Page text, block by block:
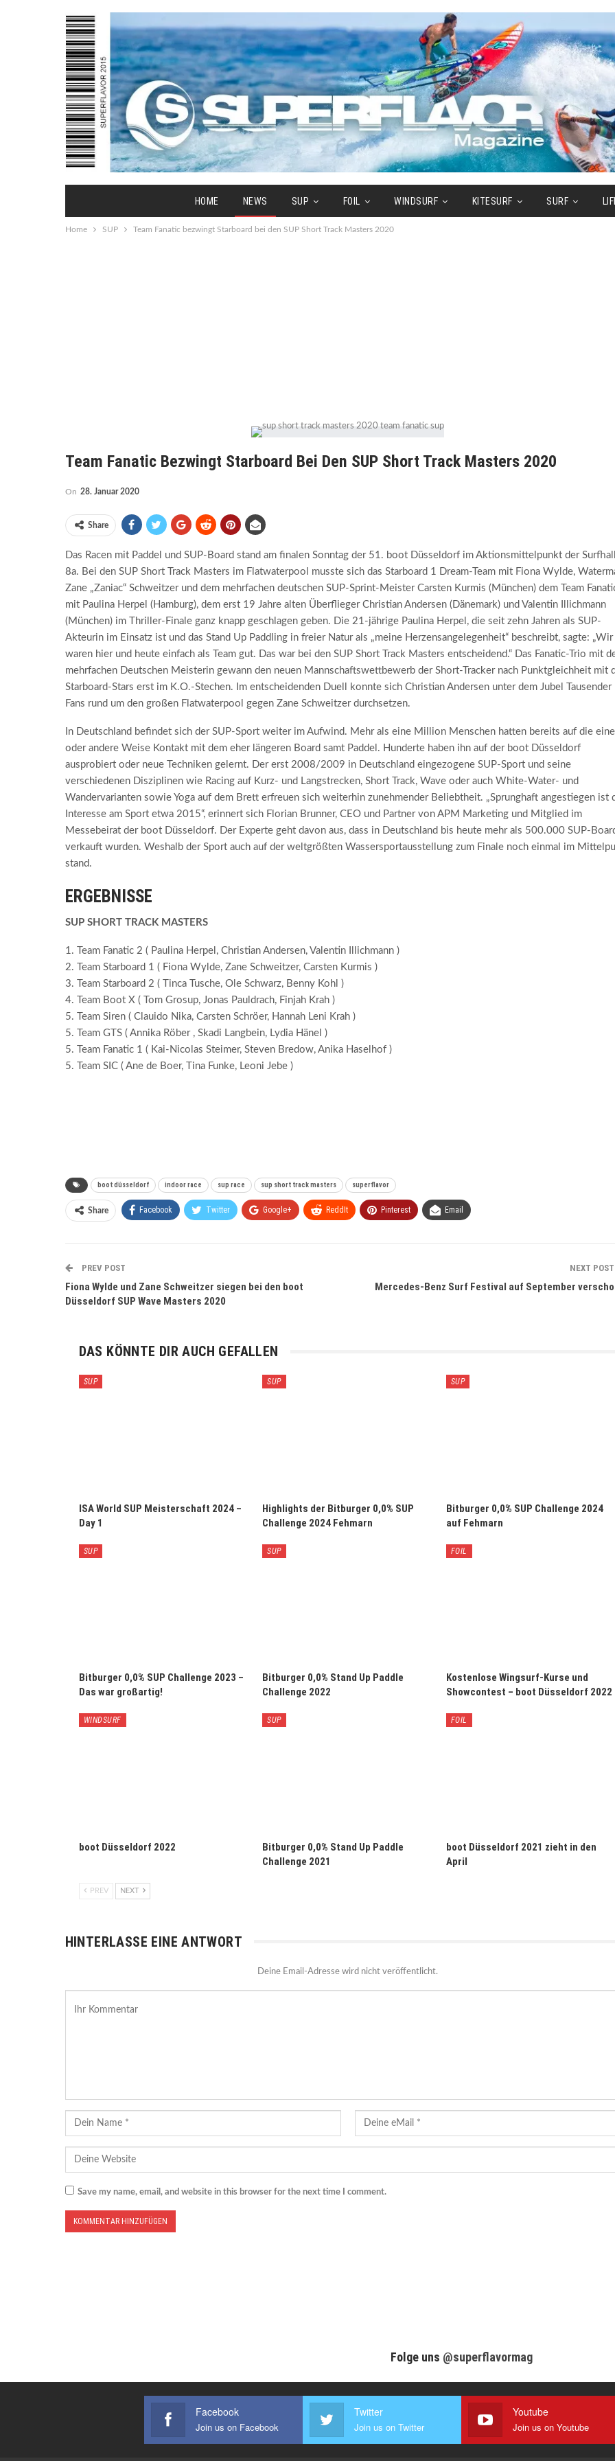
HOME NEWS SUP FOIL WINDSURF KITESURF SURF
Home SUP Team Fanatic bezwingt Starboard bei den SUP Short Track Masters 2020
Team Fanatic Bezwingt Starboard Bei Den SUP Short Track Masters 2020
On 28. Januar 2020
Share
Das Racen mit Paddel und SUP-Board stand am finalen Sonntag der 51. boot Düsseldorf im Aktionsmittelpunkt der
8a. Bei den SUP Short Track Masters im Flatwaterpool musste sich das Starboard 1 Dream-Team mit Fiona Wylde,
Zane „Zaniac“ Schweitzer und dem mehrfachen deutschen SUP-Sprint-Meister Carsten Kurmis (München) dem Team
mit Paulina Herpel (Hamburg), dem erst 19 Jahre alten Überflieger Christian Andersen (Dänemark) und Valentin Illichmann
(München) im Thriller-Finale ganz knapp geschlagen geben. Die 21-jährige Paulina Herpel, die seit zehn Jahren als SUP-
Akteurin im Einsatz ist und das Stand Up Paddling in freier Natur als „meine Herzensangelegenheit“ beschreibt, sagte: „Wir
waren hier und heute einfach als Team gut. Das war bei den SUP Short Track Masters entscheidend.“ Das Fanatic-Trio mit
mehrfachen Deutschen Meisterin gewann den neuen Mannschaftswettbewerb der Short-Tracker nach Punktgleichheit mit
Starboard-Stars erst im K.O.-Stechen. Im entscheidenden Duell konnte sich Christian Andersen unter dem Jubel Tausender
Fans rund um den großen Flatwaterpool gegen Zane Schweitzer durchsetzen.
In Deutschland befindet sich der SUP-Sport weiter im Aufwind. Mehr als eine Million Menschen hatten bereits auf die eine
oder andere Weise Kontakt mit dem eher längeren Board samt Paddel. Hunderte haben ihn auf der boot Düsseldorf
ausprobiert oder neue Techniken gelernt. Der erst 2008/2009 in Deutschland eingezogene SUP-Sport und seine
verschiedenen Disziplinen wie Racing auf Kurz- und Langstrecken, Short Track, Wave oder auch White-Water- und
Wandervarianten sowie Yoga auf dem Brett erfreuen sich weiterhin zunehmender Beliebtheit. „Sprunghaft angestiegen ist
Interesse am Sport etwa 2015“, erinnert sich Florian Brunner, CEO und Partner von APM Marketing und Mitglied im
Messebeirat der boot Düsseldorf. Der Experte geht davon aus, dass in Deutschland bis heute mehr als 500.000 SUP-
verkauft wurden. Weshalb der Sport auch auf der weltgrößten Wassersportausstellung zum Finale noch einmal im
stand.
ERGEBNISSE
SUP SHORT TRACK MASTERS
1. Team Fanatic 2 ( Paulina Herpel, Christian Andersen, Valentin Illichmann )
2. Team Starboard 1 ( Fiona Wylde, Zane Schweitzer, Carsten Kurmis )
3. Team Starboard 2 ( Tinca Tusche, Ole Schwarz, Benny Kohl )
4. Team Boot X ( Tom Grosup, Jonas Pauldrach, Finjah Krah )
5. Team Siren ( Clauido Nika, Carsten Schröer, Hannah Leni Krah )
5. Team GTS ( Annika Röber , Skadi Langbein, Lydia Hänel )
5. Team Fanatic 1 ( Kai-Nicolas Steimer, Steven Bredow, Anika Haselhof )
5. Team SIC ( Ane de Boer, Tina Funke, Leoni Jebe )
boot düsseldorf indoor race sup race sup short track masters superflavor
Share Facebook Twitter Google+ ReddIt Pinterest Email
PREV POST
Fiona Wylde und Zane Schweitzer siegen bei den boot
Düsseldorf SUP Wave Masters 2020
NEXT POST
Mercedes-Benz Surf Festival auf September
DAS KÖNNTE DIR AUCH GEFALLEN
SUP
ISA World SUP Meisterschaft 2024 –
Day 1
SUP
Highlights der Bitburger 0,0% SUP
Challenge 2024 Fehmarn
SUP
Bitburger 0,0% SUP Challenge 2024
auf Fehmarn
SUP
Bitburger 0,0% SUP Challenge 2023 –
Das war großartig!
SUP
Bitburger 0,0% Stand Up Paddle
Challenge 2022
FOIL
Kostenlose Wingsurf-Kurse und
Showcontest – boot Düsseldorf 2022
WINDSURF
boot Düsseldorf 2022
SUP
Bitburger 0,0% Stand Up Paddle
Challenge 2021
FOIL
boot Düsseldorf 2021 zieht in den
April
PREV NEXT
HINTERLASSE EINE ANTWORT
Deine Email-Adresse wird nicht veröffentlicht.
Save my name, email, and website in this browser for the next time I comment.
Folge uns @superflavormag
Facebook
Join us on Facebook
Twitter
Join us on Twitter
Youtube
Join us on Youtube